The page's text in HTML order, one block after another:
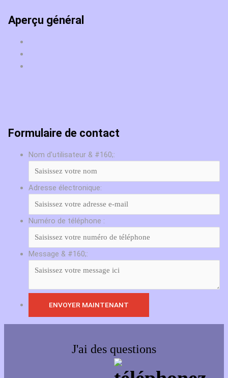
Aperçu général
Formulaire de contact
Nom d'utilisateur & #160;:
Adresse électronique:
Numéro de téléphone :
Message & #160;:
J'ai des questions